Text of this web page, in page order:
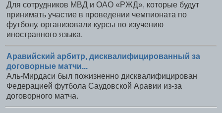
Для сотрудников МВД и ОАО «РЖД», которые будут
принимать участие в проведении чемпионата по
футболу, организовали курсы по изучению
иностранного языка.
Аравийский арбитр, дисквалифицированный за
договорные матчи...
Аль-Мирдаси был пожизненно дисквалифицирован
Федерацией футбола Саудовской Аравии из-за
договорного матча.